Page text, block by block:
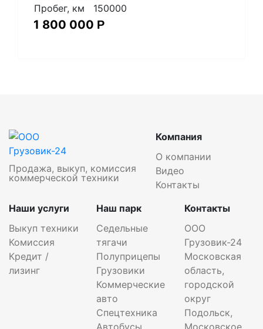
Пробег, км
150000
1 800 000 Р
Продажа, выкуп, комиссия
коммерческой техники
Компания
О компании
Видео
Контакты
Наши услуги
Выкуп техники
Комиссия
Кредит /
лизинг
Наш парк
Седельные
тягачи
Полуприцепы
Грузовики
Коммерческие
авто
Спецтехника
Контакты
ООО
Грузовик-24
Московская
область,
городской
округ
Подольск,